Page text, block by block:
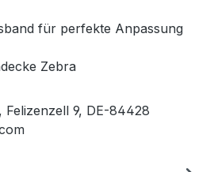
für perfekte Anpassung
Zebra
Felizenzell 9, DE-84428